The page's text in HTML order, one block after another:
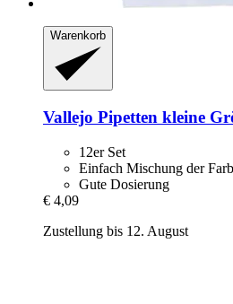
Warenkorb
Vallejo Pipetten kleine
12er Set
Einfach Mischung der
Gute Dosierung
€ 4,09
Zustellung bis 12. August